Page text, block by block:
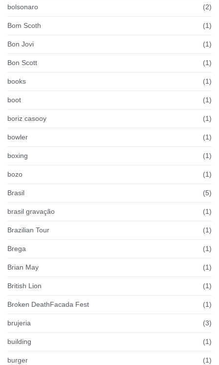
bolsonaro (2)
Bom Scoth (1)
Bon Jovi (1)
Bon Scott (1)
books (1)
boot (1)
boriz casooy (1)
bowler (1)
boxing (1)
bozo (1)
Brasil (5)
brasil gravação (1)
Brazilian Tour (1)
Brega (1)
Brian May (1)
British Lion (1)
Broken DeathFacada Fest (1)
brujeria (3)
building (1)
burger (1)